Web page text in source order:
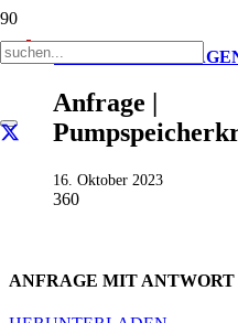
AKTUELL
Anfrage |
16. Oktober 2023
360
ANFRAGE MIT ANTWORT